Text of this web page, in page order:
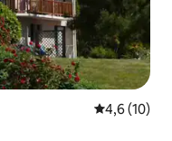
5 üzerinden
4,6 (10)